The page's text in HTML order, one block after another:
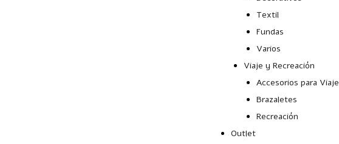
Textil
Fundas
Varios
Viaje y Recreación
Accesorios para Viaje
Brazaletes
Recreación
Outlet